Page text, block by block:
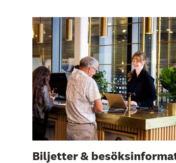
Biljetter &